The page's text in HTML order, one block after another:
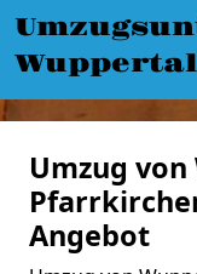
Wuppertal
Umzug
Angebot